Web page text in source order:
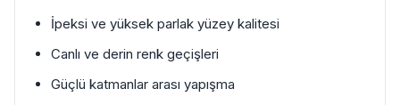
İpeksi ve yüksek parlak yüzey kalitesi
Canlı ve derin renk geçişleri
Güçlü katmanlar arası yapışma